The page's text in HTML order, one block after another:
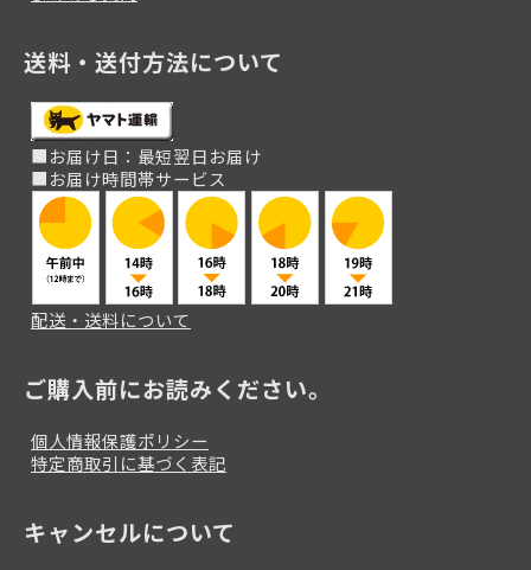
送料・送付方法について
■お届け日：最短翌日お届け
■お届け時間帯サービス
配送・送料について
ご購入前にお読みください。
個人情報保護ポリシー
特定商取引に基づく表記
キャンセルについて